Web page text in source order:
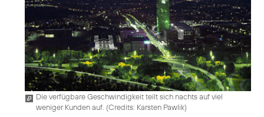
Die verfügbare Geschwindigkeit teilt sich nachts auf viel
weniger Kunden auf. (Credits: Karsten Pawlik)